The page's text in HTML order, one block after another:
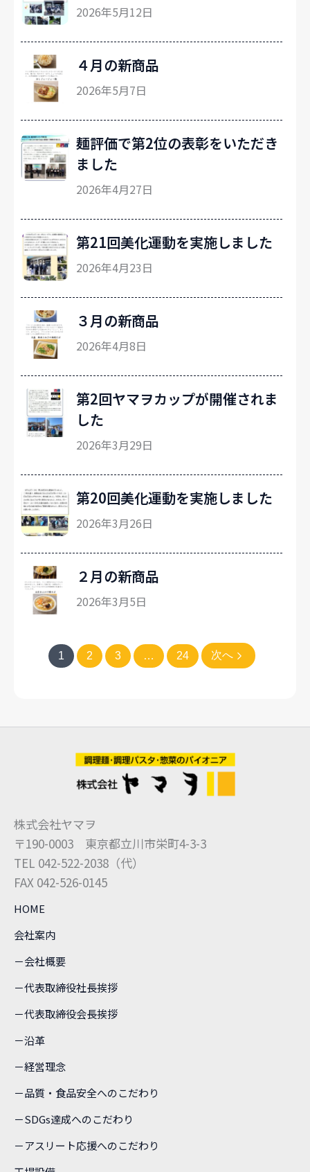
2026年5月12日
４月の新商品
2026年5月7日
麺評価で第2位の表彰をいただき
ました
2026年4月27日
第21回美化運動を実施しました
2026年4月23日
３月の新商品
2026年4月8日
第2回ヤマヲカップが開催されま
した
2026年3月29日
第20回美化運動を実施しました
2026年3月26日
２月の新商品
2026年3月5日
1 2 3 … 24 次へ
株式会社ヤマヲ
〒190-0003 東京都立川市栄町4-3-3
TEL 042-522-2038（代）
FAX 042-526-0145
HOME
会社案内
－会社概要
－代表取締役社長挨拶
－代表取締役会長挨拶
－沿革
－経営理念
－品質・食品安全へのこだわり
－SDGs達成へのこだわり
－アスリート応援へのこだわり